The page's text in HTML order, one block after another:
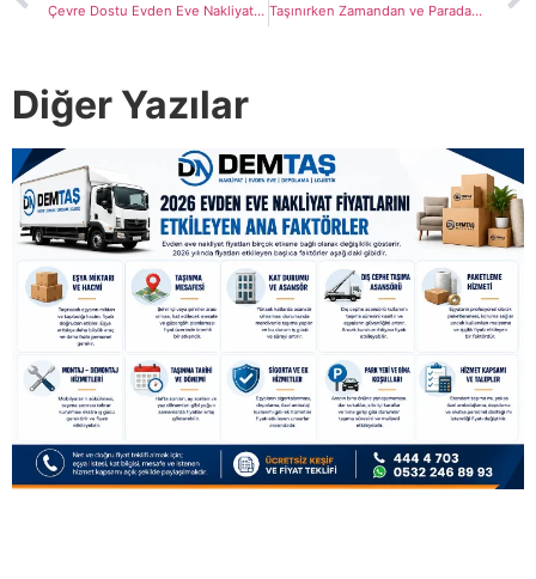
Çevre Dostu Evden Eve Nakliyat Hizmetleri Taşınırken Zamandan ve Paradan Tasarruf Edin
Diğer Yazılar